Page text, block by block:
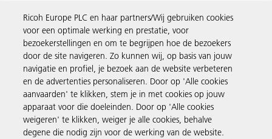
Ontdek meer
Business Solutions
Producten en services
Ricoh Europe PLC en haar partners/Wij gebruiken cookies
voor een optimale werking en prestatie, voor
bezoekerstellingen en om te begrijpen hoe de bezoekers
door de site navigeren. Zo kunnen wij, op basis van jouw
navigatie en profiel, je bezoek aan de website verbeteren
en de advertenties personaliseren. Door op 'Alle cookies
aanvaarden' te klikken, stem je in met cookies op jouw
apparaat voor die doeleinden. Door op 'Alle cookies
weigeren' te klikken, weiger je alle cookies, behalve
degene die nodig zijn voor de werking van de website.